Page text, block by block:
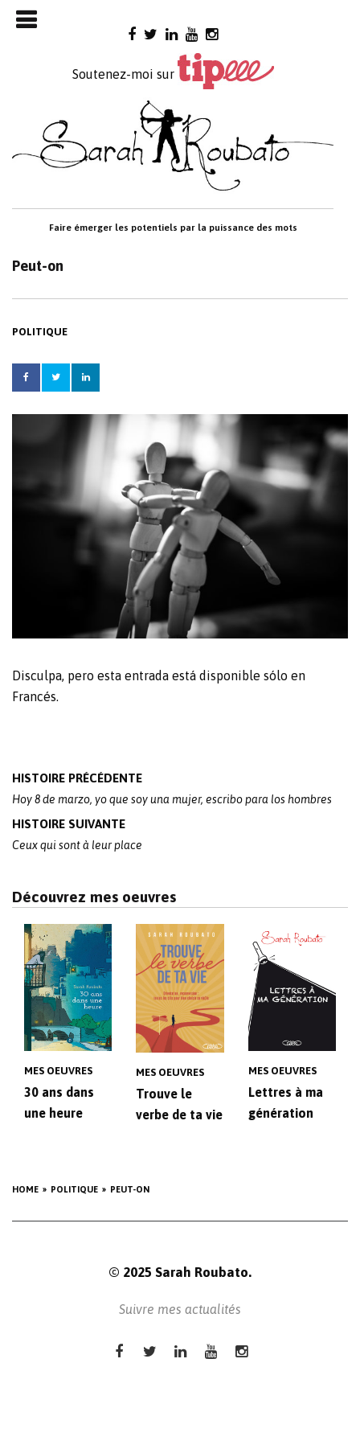
Skip
to
Soutenez-moi sur
Faire émerger les potentiels par la puissance des mots

HOME POLITIQUE PEUT-ON
Peut-on
POLITIQUE
Disculpa, pero esta entrada está disponible sólo en
Francés.
Post
navigation
HISTOIRE PRÉCÉDENTE
Hoy 8 de marzo, yo que soy una mujer, escribo para los hombres
HISTOIRE SUIVANTE
Ceux qui sont à leur place
Découvrez mes oeuvres
MES OEUVRES
30 ans dans
une heure
MES OEUVRES
Trouve le
verbe de ta vie
MES OEUVRES
Lettres à ma
génération
© 2025 Sarah Roubato.
Suivre mes actualités